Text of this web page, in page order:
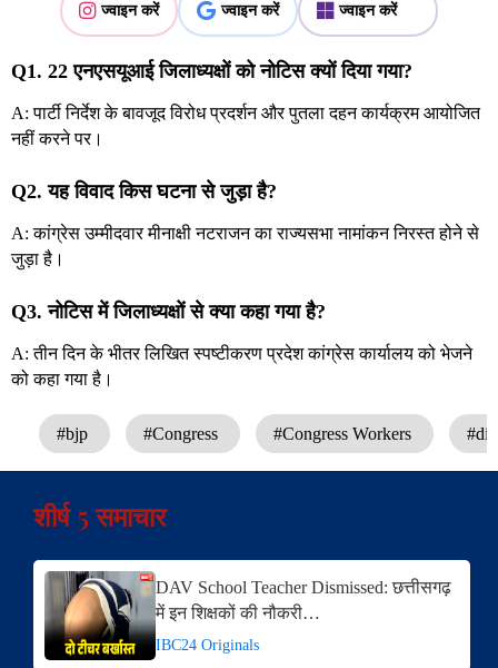
ज्वाइन करें ज्वाइन करें ज्वाइन करें
Q1. 22 एनएसयूआई जिलाध्यक्षों को नोटिस क्यों दिया गया?
A: पार्टी निर्देश के बावजूद विरोध प्रदर्शन और पुतला दहन कार्यक्रम आयोजित
नहीं करने पर।
Q2. यह विवाद किस घटना से जुड़ा है?
A: कांग्रेस उम्मीदवार मीनाक्षी नटराजन का राज्यसभा नामांकन निरस्त होने से
जुड़ा है।
Q3. नोटिस में जिलाध्यक्षों से क्या कहा गया है?
A: तीन दिन के भीतर लिखित स्पष्टीकरण प्रदेश कांग्रेस कार्यालय को भेजने
को कहा गया है।
#bjp #Congress #Congress Workers
शीर्ष 5 समाचार
DAV School Teacher Dismissed: छत्तीसगढ़
में इन शिक्षकों की नौकरी…
IBC24 Originals